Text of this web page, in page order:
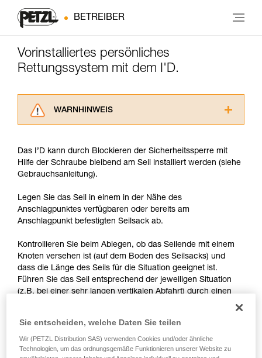
BETREIBER
Vorinstalliertes persönliches
Rettungssystem mit dem I'D.
WARNHINWEIS
aufmerksam durch, bevor Sie diesen zu Rate
ziehen. Um diese Zusatzinformationen
verstehen zu können, müssen Sie zuerst die in
Informationen richtig verstanden haben.
Die Beherrschung dieser Techniken setzt eine
entsprechende Ausbildung und ein spezielles
einem Profi, ob Sie in der Lage sind, den
Vorgang alleine sicher zu wiederholen, bevor
Sie ihn eigenständig durchführen.
Wir geben Beispiele für die mit Ihrer Aktivität
verbundenen Techniken. Möglicherweise gibt es
beschrieben werden.
Das I’D kann durch Blockieren der Sicherheitssperre mit
Hilfe der Schraube bleibend am Seil installiert werden (siehe
Gebrauchsanleitung).
Legen Sie das Seil in einem in der Nähe des
Anschlagpunktes verfügbaren oder bereits am
Anschlagpunkt befestigten Seilsack ab.
Kontrollieren Sie beim Ablegen, ob das Seilende mit einem
Knoten versehen ist (auf dem Boden des Seilsacks) und
dass die Länge des Seils für die Situation geeignet ist.
Führen Sie das Seil entsprechend der jeweiligen Situation
(z.B. bei einer sehr langen vertikalen Abfahrt) durch einen
Das Risiko einer Fehlbedienung wird damit auf ein Minimum
reduziert.
Sie entscheiden, welche Daten Sie teilen
Wir (PETZL Distribution SAS) verwenden Cookies und/oder ähnliche
Technologien, um das ordnungsgemäße Funktionieren unserer Website zu